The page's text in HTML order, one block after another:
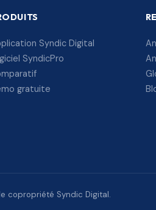
Syndic Digital
SyndicPro
gratuite
copropriété Syndic Digital.